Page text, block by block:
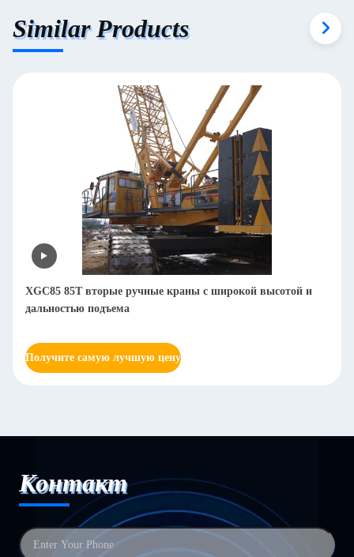
Similar Products
XGC85 85T вторые ручные краны с широкой высотой и
дальностью подъема
Получите самую лучшую цену
Контакт